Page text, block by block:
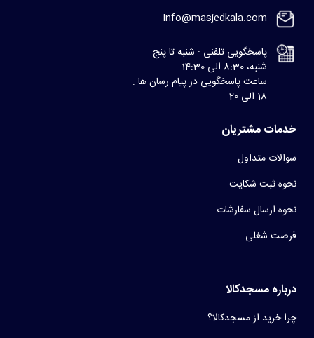
Info@masjedkala.com
پاسخگویی تلفنی : شنبه تا پنج
شنبه، 8:30 الی 14:30
ساعت پاسخگویی در پیام رسان ها :
18 الی 20
خدمات مشتریان
سوالات متداول
نحوه ثبت شکایت
نحوه ارسال سفارشات
فرصت شغلی
درباره مسجدکالا
چرا خرید از مسجدکالا؟